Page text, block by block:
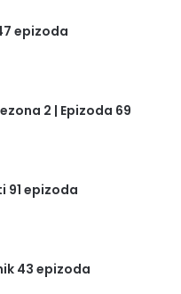
epizoda
2 | Epizoda 69
91 epizoda
43 epizoda